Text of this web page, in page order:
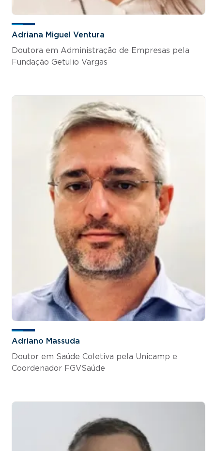
Adriana Miguel Ventura
Doutora em Administração de Empresas pela
Fundação Getulio Vargas
Adriano Massuda
Doutor em Saúde Coletiva pela Unicamp e
Coordenador FGVSaúde